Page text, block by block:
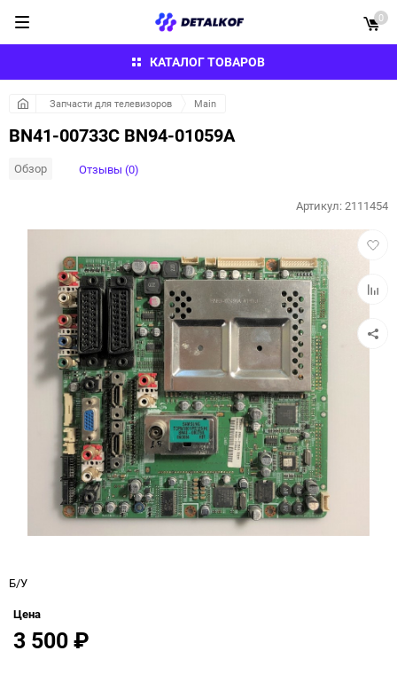
КАТАЛОГ ТОВАРОВ
0
Запчасти для телевизоров Main
BN41-00733C BN94-01059A
Обзор Отзывы (0)
в
к
Артикул:2111454
Б/У
Цена
3 500₽